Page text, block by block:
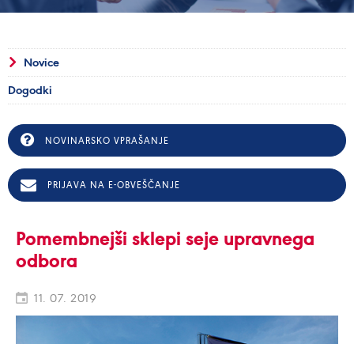
Novice
Dogodki
NOVINARSKO VPRAŠANJE
PRIJAVA NA E-OBVEŠČANJE
Pomembnejši sklepi seje upravnega
odbora
11. 07. 2019